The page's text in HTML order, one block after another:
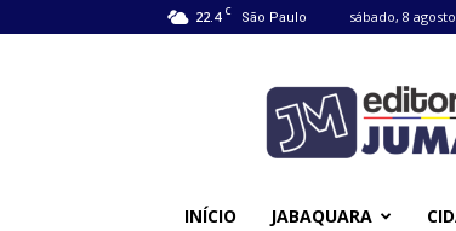
22.4 C São Paulo sábado, 8
Juma
INÍCIO JABAQUARA